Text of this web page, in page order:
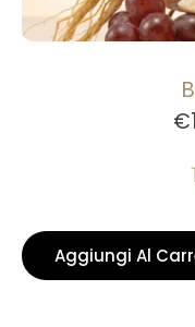
€
Aggiungi Al